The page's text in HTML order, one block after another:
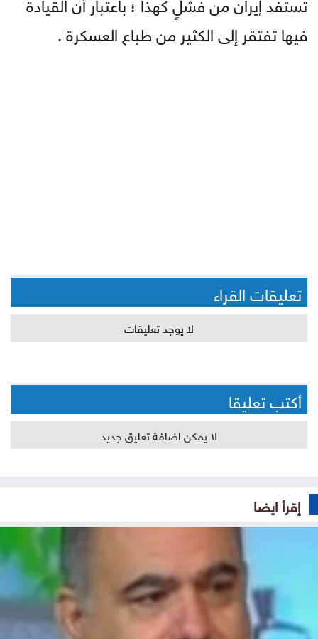
فيها تفتقر إلى الكثير من طباع العسكرة .
تعليقات القراء
لا يوجد تعليقات
أكتب تعليقا
لا يمكن اضافة تعليق جديد
إقرأ ايضا